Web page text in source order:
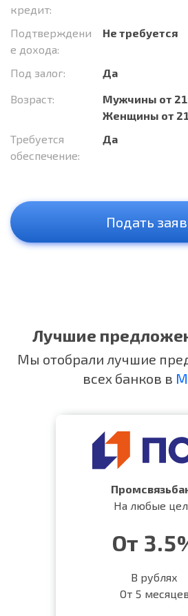
кредит:
Подтверждени
е дохода:
Не требуется
Под залог:
Да
Возраст:
Мужчины от 21
Женщины от
Требуется
обеспечение:
Да
Подать
Лучшие
Мы отобрали лучшие
всех банков в
На любые
От
В рублях
От 5 месяцев